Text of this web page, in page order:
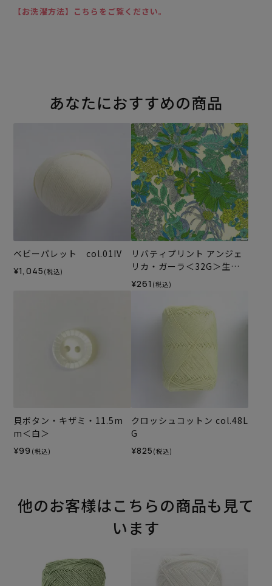
【お洗濯方法】こちらをご覧ください。
あなたにおすすめの商品
ベビーパレット col.01IV
¥1,045 (税込)
リバティプリント アンジェ
リカ・ガーラ＜32G＞生地
（ホビーラホビーレオリジ
ナル）2025SS
¥261 (税込)
貝ボタン・キザミ・11.5m
m＜白＞
¥99 (税込)
クロッシュコットン col.48L
G
¥825 (税込)
他のお客様はこちらの商品も見て
います